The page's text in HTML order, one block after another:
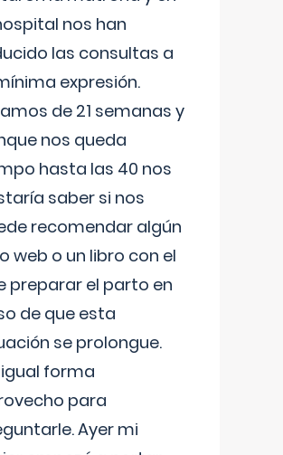
nos han
las consultas a
expresión.
de 21 semanas y
nos queda
hasta las 40 nos
saber si nos
recomendar algún
web o un libro con el
preparar el parto en
de que esta
se prolongue.
igual forma
para
Ayer mi